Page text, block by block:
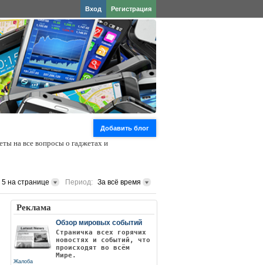
Регистрация
Вход
Добавить блог
на все вопросы о гаджетах и
5 на странице Период: За всё время
Реклама
Обзор мировых событий
Страничка всех горячих
новостях и событий, что
происходят во всём
Мире.
Жалоба